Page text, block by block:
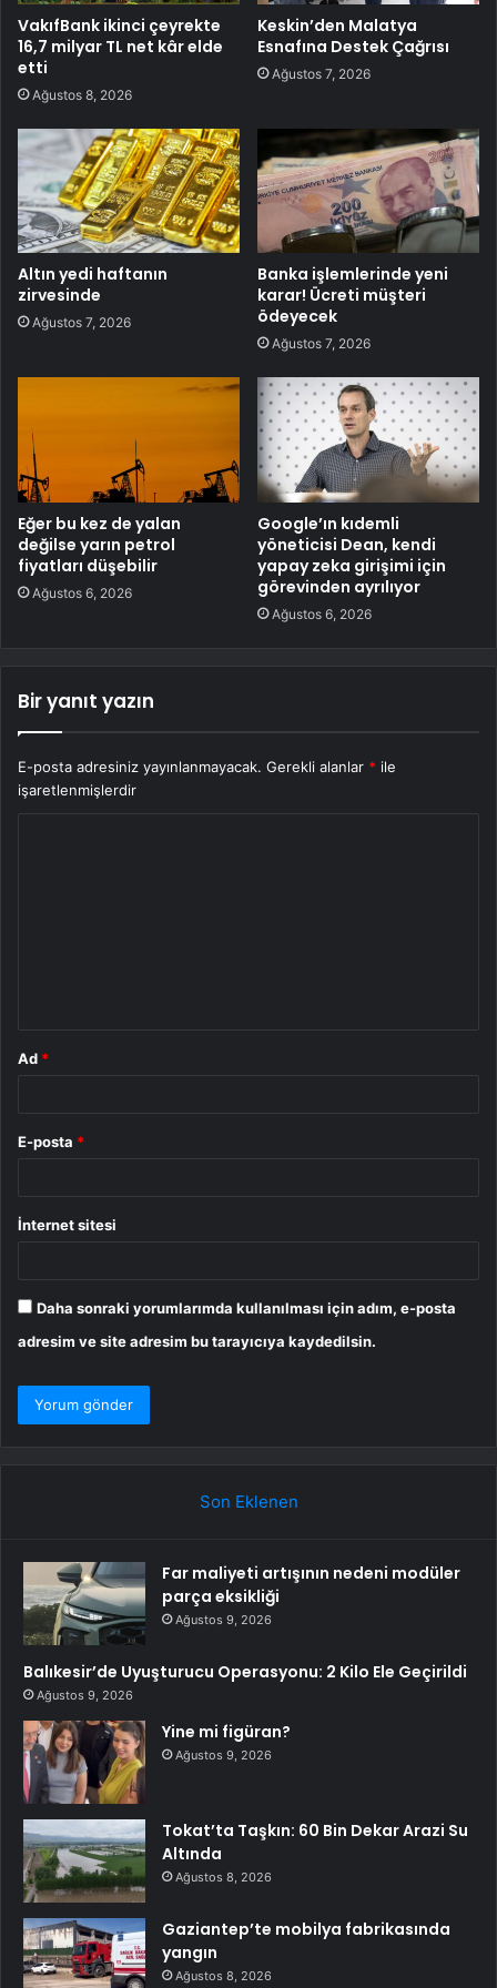
VakıfBank ikinci çeyrekte
16,7 milyar TL net kâr elde
etti
Ağustos 8, 2026
Keskin’den Malatya
Esnafına Destek Çağrısı
Ağustos 7, 2026
Altın yedi haftanın
zirvesinde
Ağustos 7, 2026
Banka işlemlerinde yeni
karar! Ücreti müşteri
ödeyecek
Ağustos 7, 2026
Eğer bu kez de yalan
değilse yarın petrol
fiyatları düşebilir
Ağustos 6, 2026
Google’ın kıdemli
yöneticisi Dean, kendi
yapay zeka girişimi için
görevinden ayrılıyor
Ağustos 6, 2026
Bir yanıt yazın
E-posta adresiniz yayınlanmayacak. Gerekli alanlar * ile
işaretlenmişlerdir
Ad *
E-posta *
İnternet sitesi
Daha sonraki yorumlarımda kullanılması için adım, e-posta
adresim ve site adresim bu tarayıcıya kaydedilsin.
Son Eklenen
Far maliyeti artışının nedeni modüler
parça eksikliği
Ağustos 9, 2026
Balıkesir’de Uyuşturucu Operasyonu: 2 Kilo Ele Geçirildi
Ağustos 9, 2026
Yine mi figüran?
Ağustos 9, 2026
Tokat’ta Taşkın: 60 Bin Dekar Arazi Su
Altında
Ağustos 8, 2026
Gaziantep’te mobilya fabrikasında
yangın
Ağustos 8, 2026